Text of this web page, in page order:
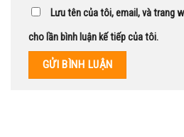
Lưu tên của tôi, email, và trang
cho lần bình luận kế tiếp của tôi.